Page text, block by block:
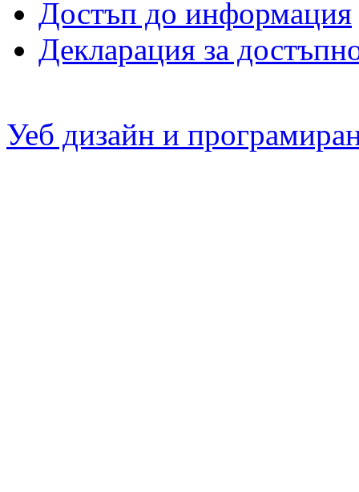
Достъп до информация
Декларация за
Уеб дизайн и